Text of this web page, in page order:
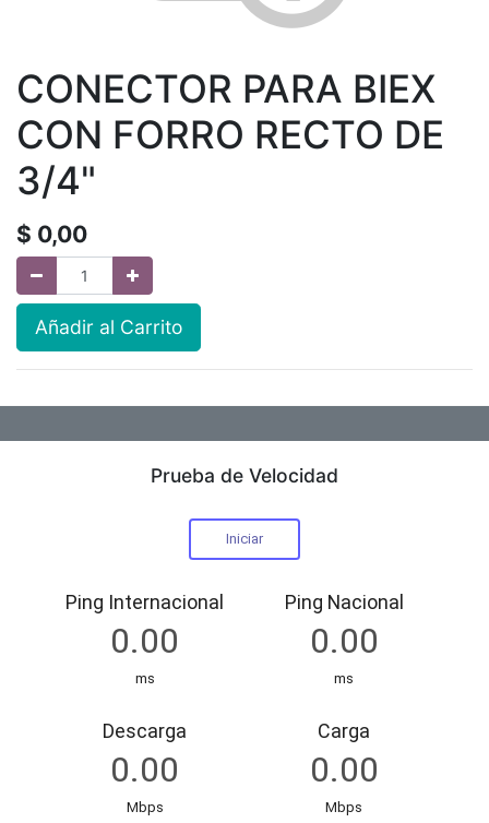
CONECTOR PARA BIEX
CON FORRO RECTO DE
3/4"
$ 0,00
Añadir al Carrito
Prueba de Velocidad